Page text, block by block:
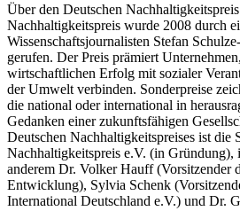
Über den Deutschen
Nachhaltigkeitspreis wurde 2008 durch
Wissenschaftsjournalisten Stefan
gerufen. Der Preis prämiert
wirtschaftlichen Erfolg mit sozialer
der Umwelt verbinden. Sonderpreise
die national oder international in
Gedanken einer zukunftsfähigen
Deutschen Nachhaltigkeitspreises ist die
Nachhaltigkeitspreis e.V. (in Gründung),
anderem Dr. Volker Hauff (Vorsitzender
Entwicklung), Sylvia Schenk
International Deutschland e.V.) und Dr.